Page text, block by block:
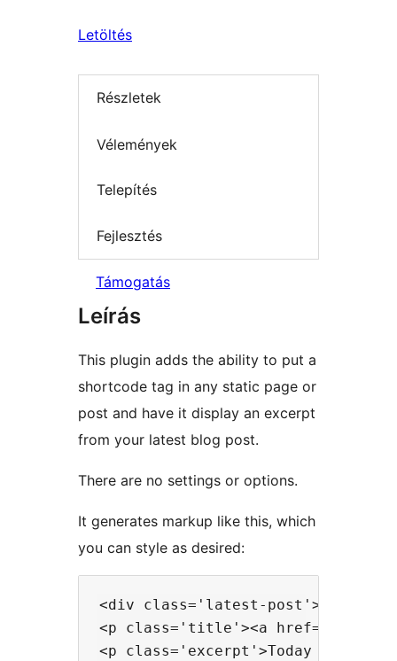
Letöltés
Részletek
Vélemények
Telepítés
Fejlesztés
Támogatás
Leírás
This plugin adds the ability to put a
shortcode tag in any static page or
post and have it display an excerpt
from your latest blog post.
There are no settings or options.
It generates markup like this, which
you can style as desired:
<div class='latest-post'>
<p class='title'><a href='http://
<p class='excerpt'>Today I rode